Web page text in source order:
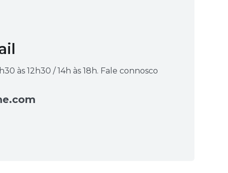
às 12h30 / 14h às 18h. Fale connosco